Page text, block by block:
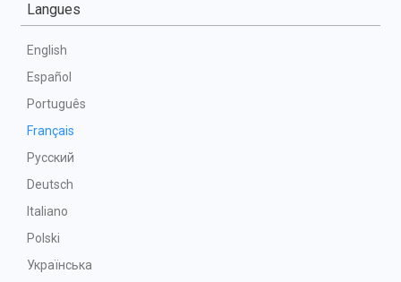
Langues
English
Español
Português
Français
Русский
Deutsch
Italiano
Polski
Українська